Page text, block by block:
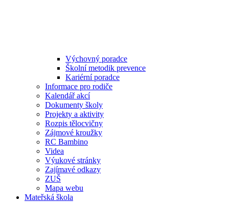
Výchovný poradce
Školní metodik prevence
Kariérní poradce
Informace pro rodiče
Kalendář akcí
Dokumenty školy
Projekty a aktivity
Rozpis tělocvičny
Zájmové kroužky
RC Bambino
Videa
Výukové stránky
Zajímavé odkazy
ZUŠ
Mapa webu
Mateřská škola